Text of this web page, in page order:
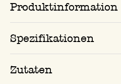
Produktinformation
Spezifikationen
Zutaten